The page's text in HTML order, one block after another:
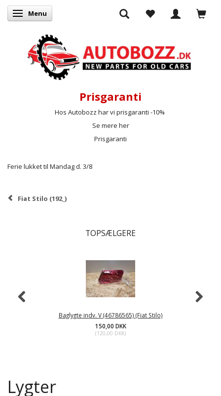
Skifte navigation
Menu
Prisgaranti
Hos Autobozz har vi prisgaranti -10%
Se mere her
Prisgaranti
Ferie lukket til Mandag d. 3/8
Fiat Stilo (192_)
TOPSÆLGERE
Baglygte indv. V (46786565) (Fiat Stilo)
150,00 DKK
(120,00 DKK)
Lygter